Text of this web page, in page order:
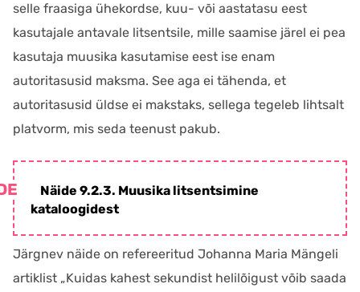
selle fraasiga ühekordse, kuu- või aastatasu eest
kasutajale antavale litsentsile, mille saamise järel ei pea
kasutaja muusika kasutamise eest ise enam
autoritasusid maksma. See aga ei tähenda, et
autoritasusid üldse ei makstaks, sellega tegeleb lihtsalt
platvorm, mis seda teenust pakub.
Näide 9.2.3. Muusika litsentsimine
kataloogidest
Järgnev näide on refereeritud Johanna Maria Mängeli
artiklist „Kuidas kahest sekundist helilõigust võib saada